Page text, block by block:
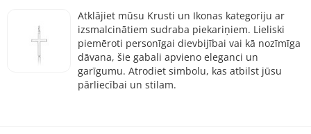
Atklājiet mūsu Krusti un Ikonas kategoriju ar
izsmalcinātiem sudraba piekariņiem. Lieliski
piemēroti personīgai dievbijībai vai kā nozīmīga
dāvana, šie gabali apvieno eleganci un
garīgumu. Atrodiet simbolu, kas atbilst jūsu
pārliecībai un stilam.